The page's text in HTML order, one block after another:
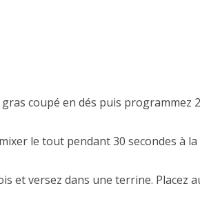
coupé en dés puis programmez
le tout pendant 30 secondes à la
et versez dans une terrine. Placez